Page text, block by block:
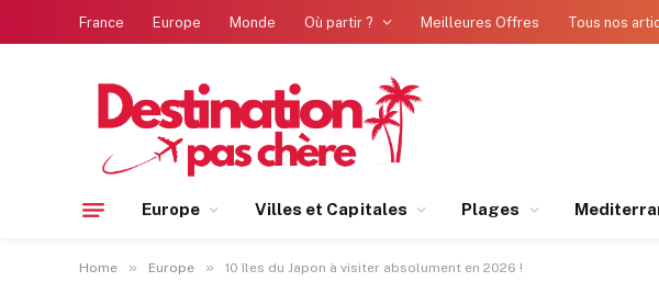
France Europe Monde Où partir ? Meilleures Offres Tous nos
Europe Villes et Capitales Plages
Home » Europe » 10 îles du Japon à visiter absolument en 2026 !